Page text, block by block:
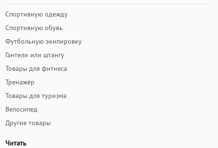
Спортивную одежду
Спортивную обувь
Футбольную экипировку
Гантели или штангу
Товары для фитнеса
Тренажёр
Товары для туризма
Велосипед
Другие товары
Читать